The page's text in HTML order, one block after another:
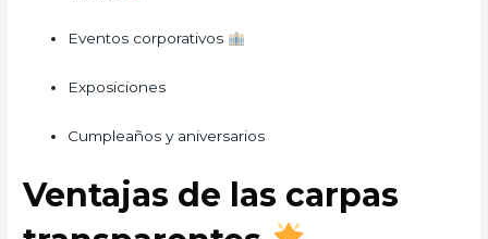
Eventos corporativos
Exposiciones
Cumpleaños y aniversarios
Ventajas de las carpas